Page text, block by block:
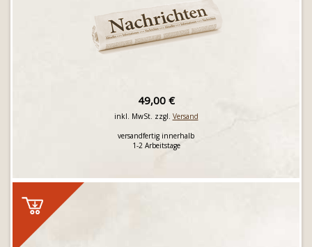
49,00 €
inkl. MwSt. zzgl. Versand
versandfertig innerhalb
1-2 Arbeitstage